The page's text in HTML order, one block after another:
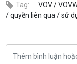
Tag: VOV /
/quyền liên qua /sử